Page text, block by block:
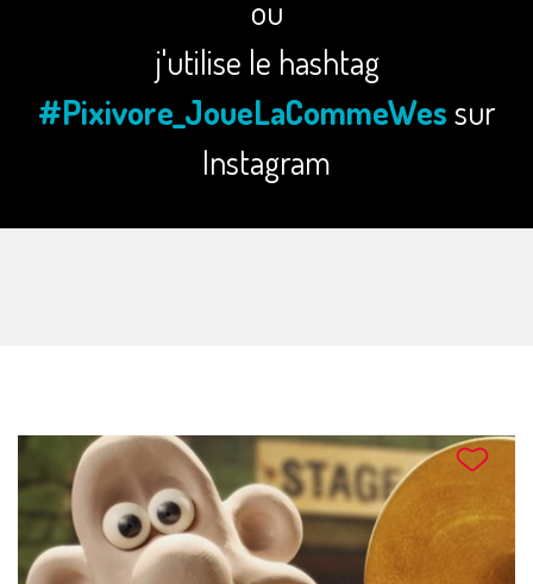
ou
j'utilise le hashtag
#Pixivore_JoueLaCommeWessur
Instagram